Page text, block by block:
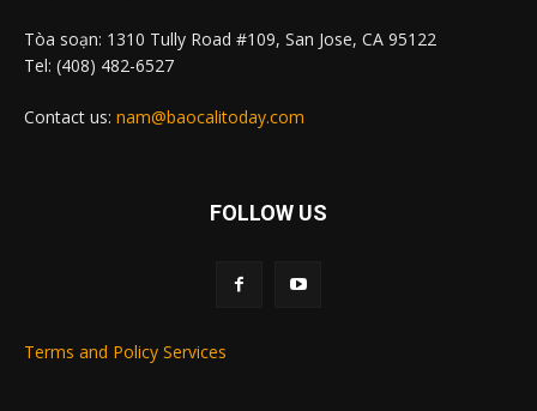
Tòa soạn: 1310 Tully Road #109, San Jose, CA 95122
Tel: (408) 482-6527
Contact us: nam@baocalitoday.com
FOLLOW US
Terms and Policy Services